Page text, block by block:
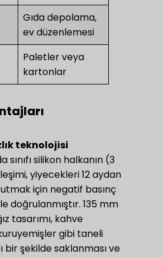
Gıda depolama,
ev düzenlemesi
Paletler veya
kartonlar
teknolojisi​
sınıfı silikon halkanın (3
yiyecekleri 12 aydan
için negatif basınç
doğrulanmıştır. 135 mm
tasarımı, kahve
gibi taneli
bir şekilde saklanması ve